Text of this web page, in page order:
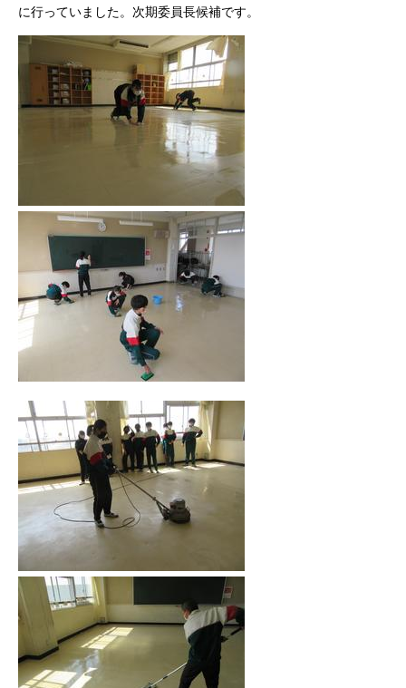
に行っていました。次期委員長候補です。